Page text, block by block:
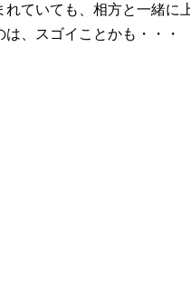
れていても、相方と一緒に
は、スゴイことかも・・・